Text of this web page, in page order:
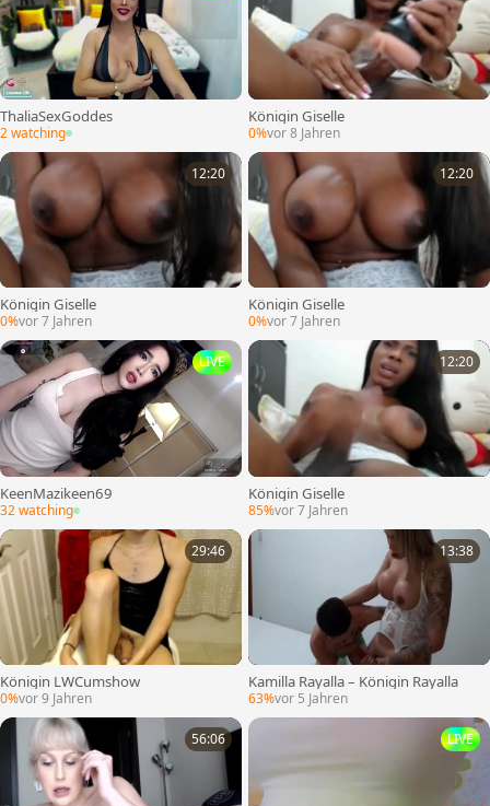
ThaliaSexGoddes
2 watching
Königin Giselle
0%vor 8 Jahren
12:20
Königin Giselle
0%vor 7 Jahren
12:20
Königin Giselle
0%vor 7 Jahren
LIVE
KeenMazikeen69
32 watching
12:20
Königin Giselle
85%vor 7 Jahren
29:46
Königin LWCumshow
0%vor 9 Jahren
13:38
Kamilla Rayalla – Königin Rayalla
63%vor 5 Jahren
56:06 LIVE